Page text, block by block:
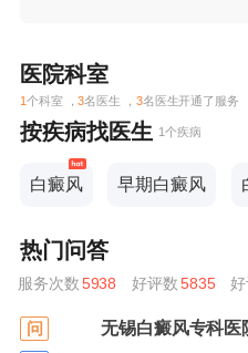
医院科室
1 个科室 ，3名医生 ， 3名医生开通了服务
按疾病找医生 1个疾病
白癜风 早期白癜风
热门问答
服务次数 5938 好评数 5835
问 无锡白癜风专科医